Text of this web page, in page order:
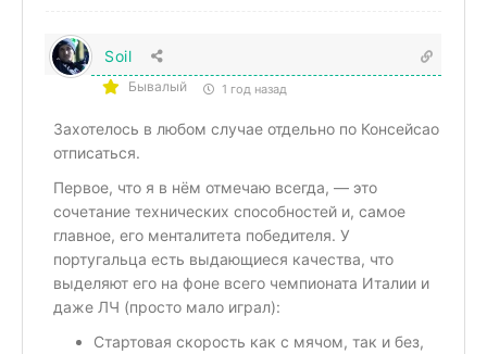
Soil
Бывалый 1 год назад
Захотелось в любом случае отдельно по Консейсао
отписаться.
Первое, что я в нём отмечаю всегда, — это
сочетание технических способностей и, самое
главное, его менталитета победителя. У
португальца есть выдающиеся качества, что
выделяют его на фоне всего чемпионата Италии и
даже ЛЧ (просто мало играл):
Стартовая скорость как с мячом, так и без,